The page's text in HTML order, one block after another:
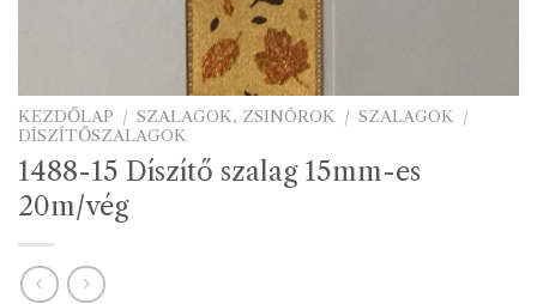
KEZDŐLAP / SZALAGOK, ZSINÓROK / SZALAGOK /
DÍSZÍTŐSZALAGOK
1488-15 Díszítő szalag 15mm-es
20m/vég